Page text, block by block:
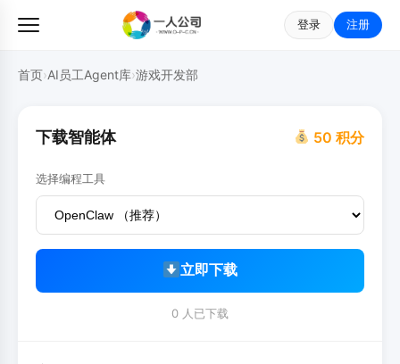
登录 注册
首页›AI员工Agent库›游戏开发部
下载智能体 50 积分
选择编程工具
立即下载
0 人已下载